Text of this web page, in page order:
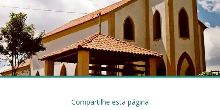
Compartilhe esta página